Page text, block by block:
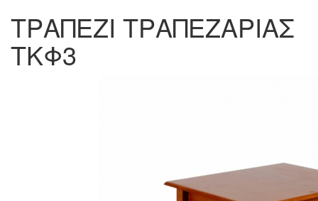
ΤΡΑΠΕΖΙ ΤΡΑΠΕΖΑΡΙΑΣ
ΤΚΦ3